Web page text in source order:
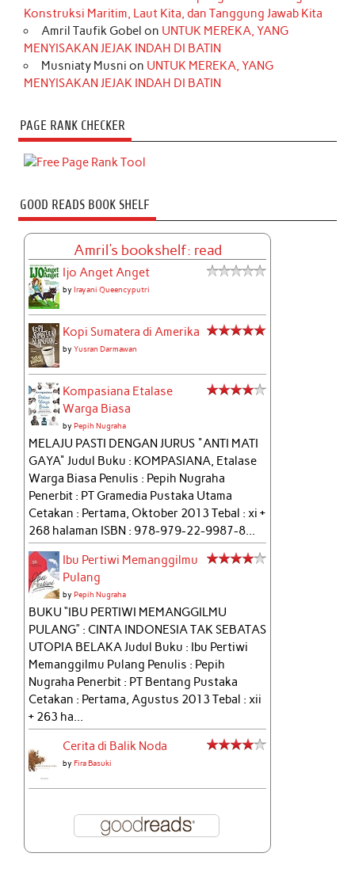
Konstruksi Maritim, Laut Kita, dan Tanggung Jawab Kita
Amril Taufik Gobel on UNTUK MEREKA, YANG
MENYISAKAN JEJAK INDAH DI BATIN
Musniaty Musni on UNTUK MEREKA, YANG
MENYISAKAN JEJAK INDAH DI BATIN
PAGE RANK CHECKER
GOOD READS BOOK SHELF
Amril's bookshelf: read
Ijo Anget Anget
byIrayani Queencyputri
Kopi Sumatera di Amerika
byYusran Darmawan
Kompasiana Etalase
Warga Biasa
byPepih Nugraha
MELAJU PASTI DENGAN JURUS "ANTI MATI
GAYA" Judul Buku : KOMPASIANA, Etalase
Warga Biasa Penulis : Pepih Nugraha
Penerbit : PT Gramedia Pustaka Utama
Cetakan : Pertama, Oktober 2013 Tebal : xi +
268 halaman ISBN : 978-979-22-9987-8...
Ibu Pertiwi Memanggilmu
Pulang
byPepih Nugraha
BUKU “IBU PERTIWI MEMANGGILMU
PULANG” : CINTA INDONESIA TAK SEBATAS
UTOPIA BELAKA Judul Buku : Ibu Pertiwi
Memanggilmu Pulang Penulis : Pepih
Nugraha Penerbit : PT Bentang Pustaka
Cetakan : Pertama, Agustus 2013 Tebal : xii
+ 263 ha...
Cerita di Balik Noda
byFira Basuki